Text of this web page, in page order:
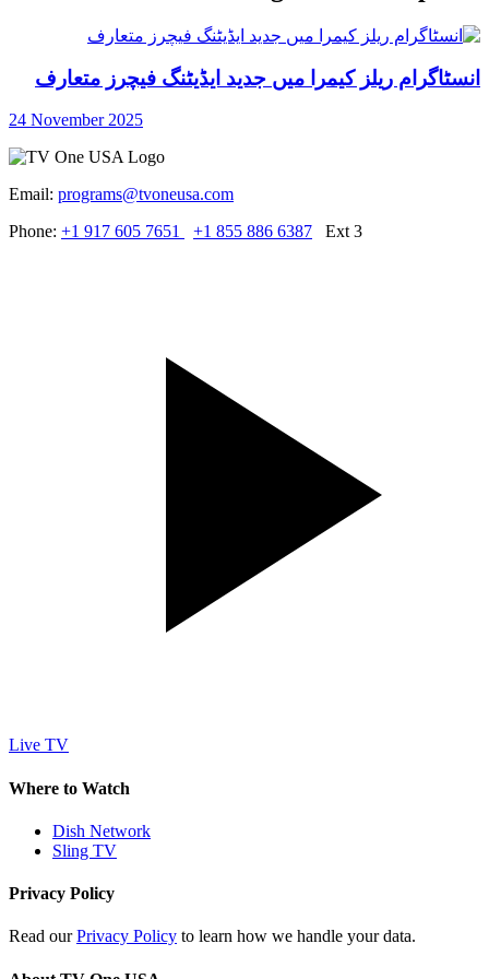
انسٹاگرام ریلز کیمرا میں جدید ایڈیٹنگ فیچرز متعارف
24 November 2025
Email: programs@tvoneusa.com
Phone: +1 917 605 7651 +1 855 886 6387 Ext 3
Live TV
Where to Watch
Dish Network
Sling TV
Privacy Policy
Read ourPrivacy Policy to learn how we handle your data.